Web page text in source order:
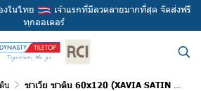
งในไทย
เจ้าแรกที่มีลวดลายมากที่สุด จัดส่งฟรี
ทุกออเดอร์
น ซาเวีย ซาติน 60x120 (XAVIA SATIN 60x120)